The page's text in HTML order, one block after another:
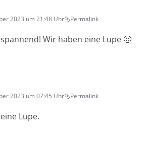
2023 um 21:48 Uhr Permalink
Wir haben eine Lupe 🙂
2023 um 07:45 Uhr Permalink
Lupe.